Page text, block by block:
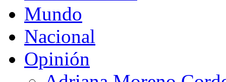
Mundo
Nacional
Opinión